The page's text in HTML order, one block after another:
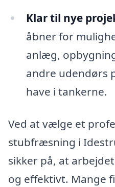
Klar til nye
åbner for
anlæg,
andre udendørs
have i tankerne.
Ved at vælge et
stubfræsning i
sikker på, at
og effektivt. Mange